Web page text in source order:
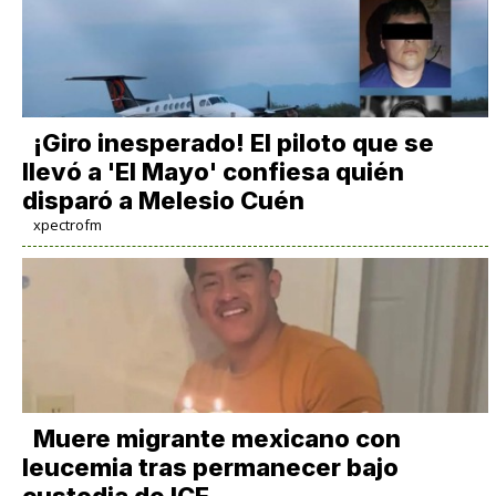
¡Giro inesperado! El piloto que se
llevó a 'El Mayo' confiesa quién
disparó a Melesio Cuén
xpectrofm
Muere migrante mexicano con
leucemia tras permanecer bajo